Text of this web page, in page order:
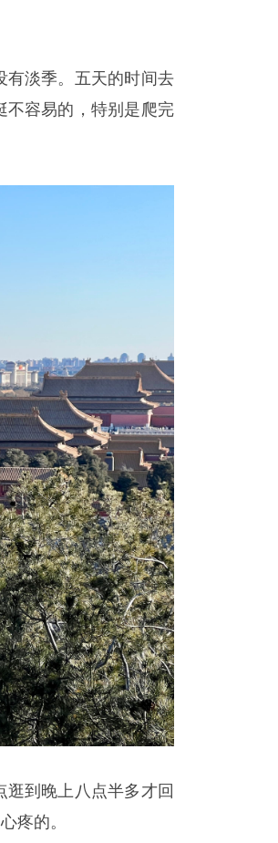
有淡季。五天的时间去
不容易的，特别是爬完
到晚上八点半多才回
疼的。